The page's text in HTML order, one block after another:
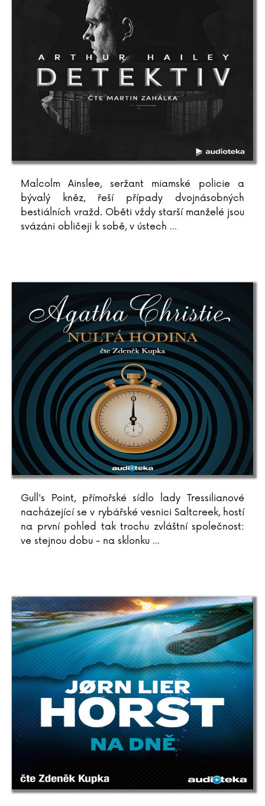
Malcolm Ainslee, seržant miamské policie a
bývalý kněz, řeší případy dvojnásobných
bestiálních vražd. Oběti vždy starší manželé jsou
svázáni obličeji k sobě, v ústech ...
Gull's Point, přímořské sídlo lady Tressilianové
nacházející se v rybářské vesnici Saltcreek, hostí
na první pohled tak trochu zvláštní společnost:
ve stejnou dobu - na sklonku ...